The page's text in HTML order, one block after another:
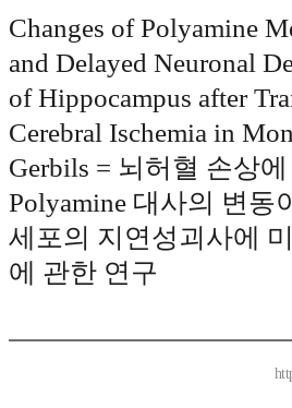
Changes of Polyamine
and Delayed Neuronal
of Hippocampus after
Cerebral Ischemia in
Gerbils = 뇌허혈 손상
Polyamine 대사의 변동
세포의 지연성괴사에
에 관한 연구